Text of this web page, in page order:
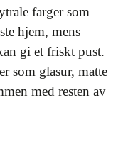
farger som
hjem, mens
gi et friskt pust.
som glasur, matte
med resten av